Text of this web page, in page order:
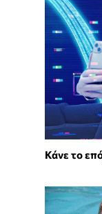
Κάνε το